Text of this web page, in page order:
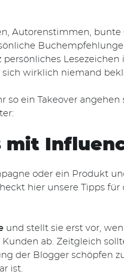
Autorenstimmen,
wirklich niemand
so ein Takeover
mit
oder ein Produkt
hier unsere Tipps
und stellt sie erst vor,
ab. Zeitgleich
der Blogger schöpfen
ist.